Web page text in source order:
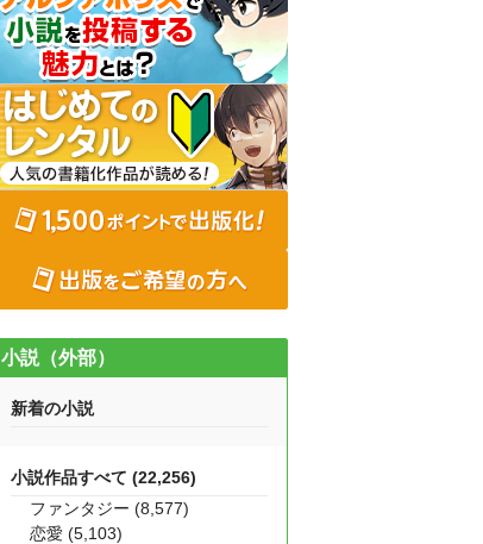
小説（外部）
新着の小説
小説作品すべて (22,256)
ファンタジー (8,577)
恋愛 (5,103)